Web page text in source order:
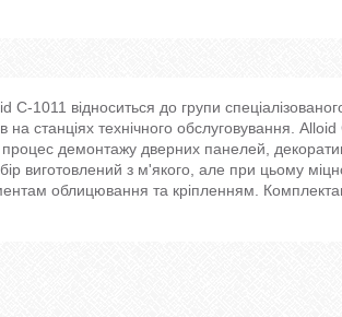
1011 відноситься до групи
станціях технічного обслуговування.
процес демонтажу дверних панелей,
виготовлений з м'якого, але при цьому
облицювання та кріпленням.